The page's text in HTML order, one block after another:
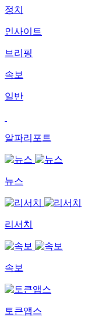
정치
인사이트
브리핑
속보
일반
알파리포트
뉴스
리서치
속보
토큰앱스